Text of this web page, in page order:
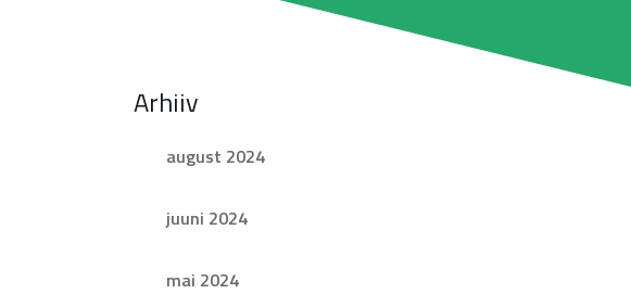
Arhiiv
august 2024
juuni 2024
mai 2024